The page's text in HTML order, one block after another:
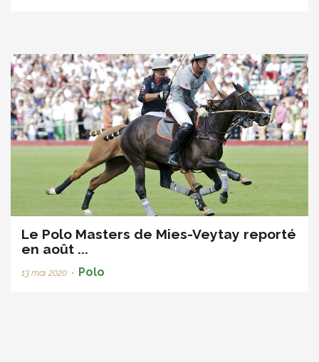
Le Polo Masters de Mies-Veytay reporté
en août ...
13 mai 2020 • Polo